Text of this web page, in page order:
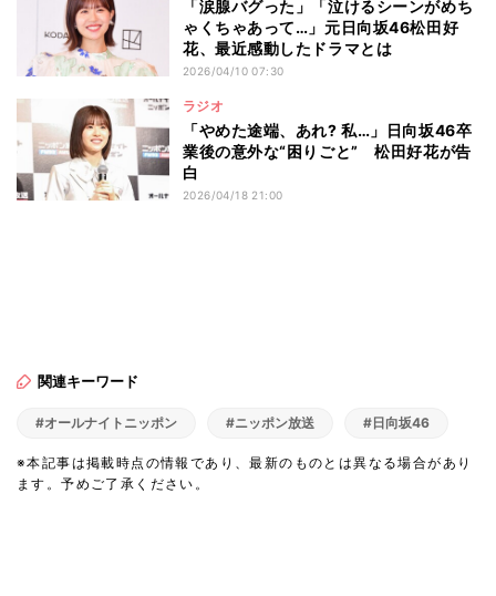
「涙腺バグった」「泣けるシーンがめち
ゃくちゃあって…」元日向坂46松田好
花、最近感動したドラマとは
2026/04/10 07:30
ラジオ
「やめた途端、あれ? 私…」日向坂46卒
業後の意外な“困りごと” 松田好花が告
白
2026/04/18 21:00
関連キーワード
#オールナイトニッポン #ニッポン放送 #日向坂46
※本記事は掲載時点の情報であり、最新のものとは異なる場合があり
ます。予めご了承ください。